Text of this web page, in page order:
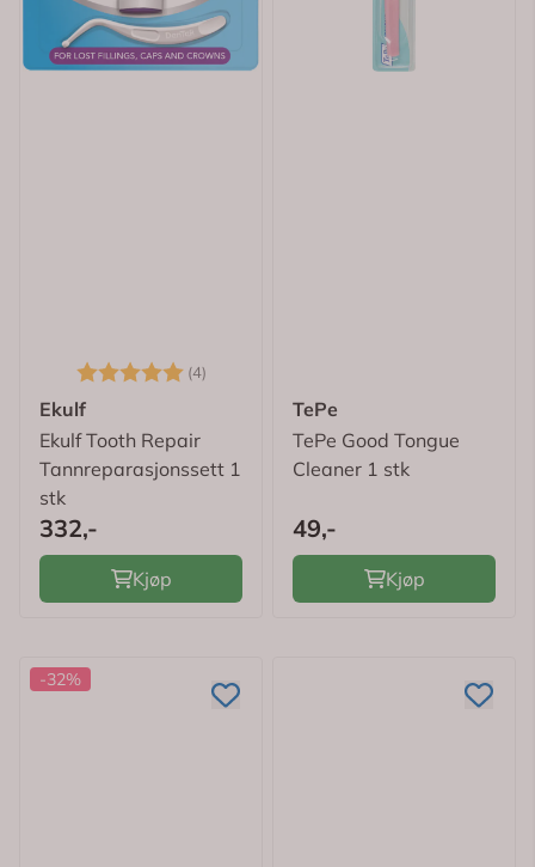
Karakter: (4)
Ekulf
Ekulf Tooth Repair
Tannreparasjonssett 1
stk
332,-
Kjøp
TePe
TePe Good Tongue
Cleaner 1 stk
49,-
Kjøp
-32%